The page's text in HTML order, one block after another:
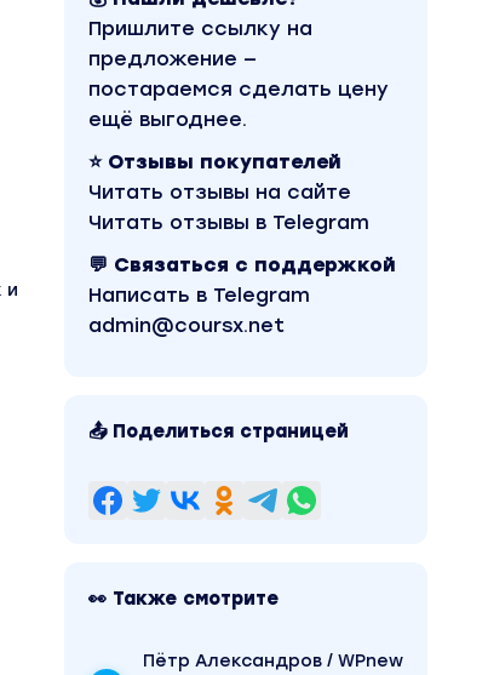
и
Пришлите ссылку на
предложение —
постараемся сделать цену
ещё выгоднее.
⭐ Отзывы покупателей
Читать отзывы на сайте
Читать отзывы в Telegram
💬 Связаться с поддержкой
Написать в Telegram
admin@coursx.net
📤 Поделиться страницей
👀 Также смотрите
Пётр Александров / WPnew